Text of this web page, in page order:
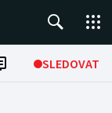
SLEDOVAT